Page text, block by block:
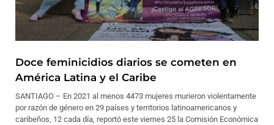
Doce feminicidios diarios se cometen en
América Latina y el Caribe
SANTIAGO – En 2021 al menos 4473 mujeres murieron violentamente
por razón de género en 29 países y territorios latinoamericanos y
caribeños, 12 cada día, reportó este viernes 25 la Comisión Económica